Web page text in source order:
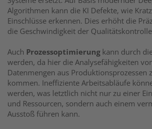
Algorithmen kann die KI Defekte, wie
Einschlüsse erkennen. Dies erhöht die
die Geschwindigkeit der
Auch Prozessoptimierung kann durch
werden, da hier die Analysefähigkeiten
Datenmengen aus Produktionsprozessen
kommen. Ineffiziente Arbeitsabläufe
werden, was letztlich nicht nur zu einer
und Ressourcen, sondern auch einem
Ausstoß führen kann.